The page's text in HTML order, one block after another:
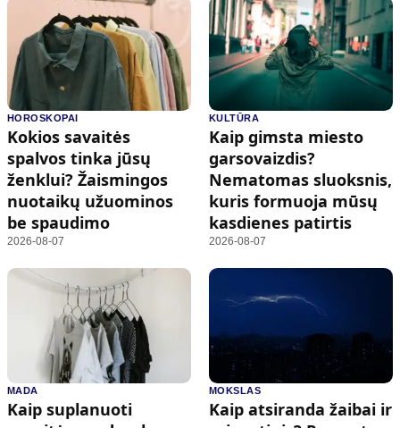
HOROSKOPAI
Kokios savaitės
spalvos tinka jūsų
ženklui? Žaismingos
nuotaikų užuominos
be spaudimo
2026-08-07
KULTŪRA
Kaip gimsta miesto
garsovaizdis?
Nematomas sluoksnis,
kuris formuoja mūsų
kasdienes patirtis
2026-08-07
MADA
Kaip suplanuoti
MOKSLAS
Kaip atsiranda žaibai ir